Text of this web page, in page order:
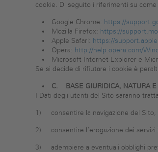
cookie. Di seguito i riferimenti su
Google Chrome: https://
Mozilla Firefox: https://
Apple Safari: https://
Opera: http://help.opera.com/
Microsoft Internet Explorer e
Se si decide di rifiutare i cookie è
C.
BASE GIURIDICA, NATURA
I Dati degli utenti del Sito saranno
1) consentire la navigazione del Sito,
2) consentire l’erogazione dei servizi
3) adempiere a eventuali obblighi